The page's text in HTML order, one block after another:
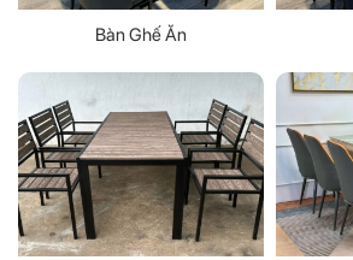
Bàn Ghế Ăn